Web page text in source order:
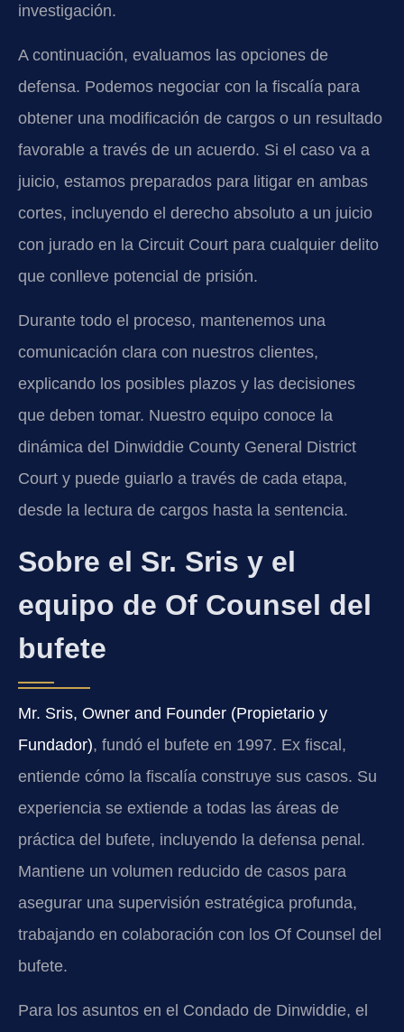
investigación.
A continuación, evaluamos las opciones de
defensa. Podemos negociar con la fiscalía para
obtener una modificación de cargos o un resultado
favorable a través de un acuerdo. Si el caso va a
juicio, estamos preparados para litigar en ambas
cortes, incluyendo el derecho absoluto a un juicio
con jurado en la Circuit Court para cualquier delito
que conlleve potencial de prisión.
Durante todo el proceso, mantenemos una
comunicación clara con nuestros clientes,
explicando los posibles plazos y las decisiones
que deben tomar. Nuestro equipo conoce la
dinámica del Dinwiddie County General District
Court y puede guiarlo a través de cada etapa,
desde la lectura de cargos hasta la sentencia.
Sobre el Sr. Sris y el
equipo de Of Counsel del
bufete
Mr. Sris, Owner and Founder (Propietario y
Fundador), fundó el bufete en 1997. Ex fiscal,
entiende cómo la fiscalía construye sus casos. Su
experiencia se extiende a todas las áreas de
práctica del bufete, incluyendo la defensa penal.
Mantiene un volumen reducido de casos para
asegurar una supervisión estratégica profunda,
trabajando en colaboración con los Of Counsel del
bufete.
Para los asuntos en el Condado de Dinwiddie, el